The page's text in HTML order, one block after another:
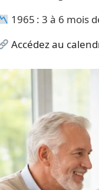
1965 : 3 à 6 mois
Accédez au